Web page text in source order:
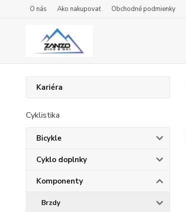
O nás Ako nakupovať Obchodné podmienky
Kariéra
Cyklistika
Bicykle
Cyklo doplnky
Komponenty
Brzdy